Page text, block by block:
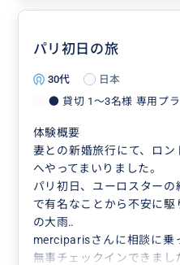
パリ初日の旅
30代
日本
● 貸切 1〜3名様 専用プ
体験概要
妻との新婚旅行にて、ロン
へやってまいりました。
パリ初日、ユーロスター
で有名なことから不安に駆
の大雨‥
merciparisさんに相談に乗
無事チェックインできまし